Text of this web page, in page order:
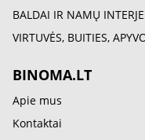
BALDAI IR NAMŲ
VIRTUVĖS, BUITIES,
BINOMA.LT
Apie mus
Kontaktai